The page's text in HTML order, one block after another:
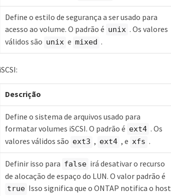
Define o estilo de segurança a ser usado para
acesso ao volume. O padrão é unix . Os valores
válidos são unix e mixed .
Descrição
Define o sistema de arquivos usado para
formatar volumes iSCSI. O padrão é ext4 . Os
valores válidos são ext3 , ext4 , e xfs .
Definir isso para false irá desativar o recurso
de alocação de espaço do LUN. O valor padrão é
true Isso significa que o ONTAP notifica o host